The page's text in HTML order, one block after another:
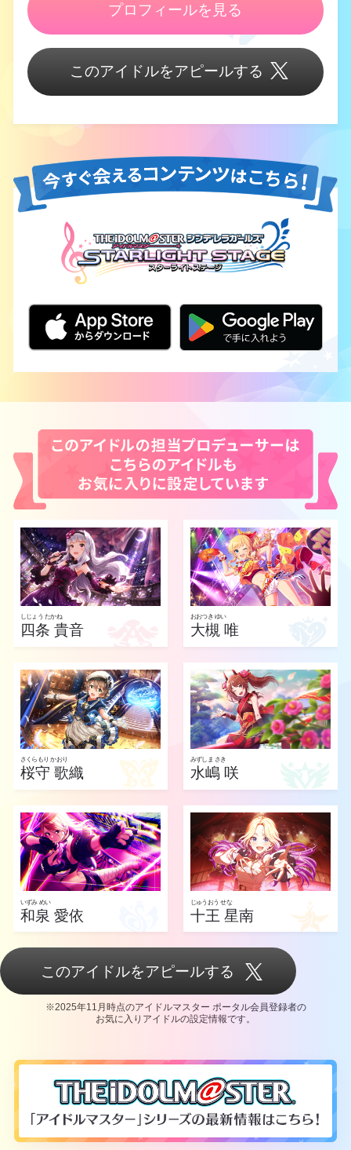
プロフィールを見る
このアイドルをアピールする
しじょう たかね
四条 貴音
おおつき ゆい
大槻 唯
さくらもり かおり
桜守 歌織
みずしま さき
水嶋 咲
いずみ めい
和泉 愛依
じゅうおう せな
十王 星南
このアイドルをアピールする
※2025年11月時点のアイドルマスター ポータル会員登録者の
お気に入りアイドルの設定情報です。